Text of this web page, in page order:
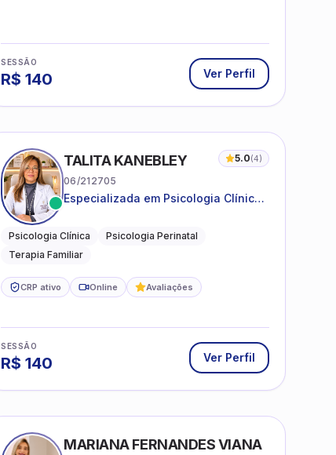
SESSÃO
R$ 140 Ver Perfil
TALITA KANEBLEY 5.0(4)
06/212705
Especializada em Psicologia Clínica
adultos e famílias
Psicologia Clínica
Psicologia Perinatal
Terapia Familiar
CRP ativo Online Avaliações
SESSÃO
R$ 140 Ver Perfil
MARIANA FERNANDES VIANA